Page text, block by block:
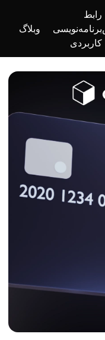
رابط
برنامه‌نویسی
کاربردی
وبلاگ